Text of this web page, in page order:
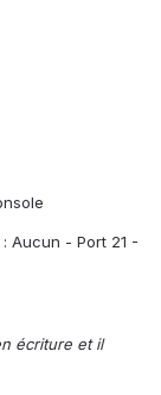
Aucun - Port 21 -
écriture et il